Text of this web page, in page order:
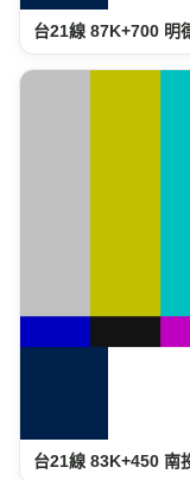
台21線 87K+700 明
台21線 83K+450 南